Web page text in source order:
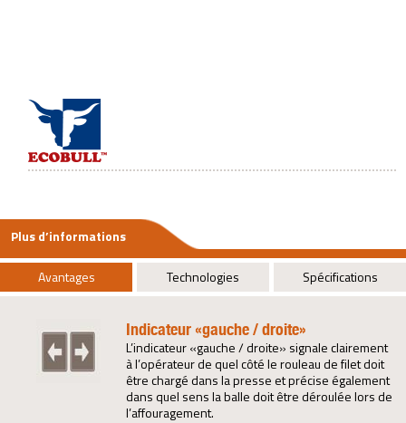
Plus d’informations
Avantages Technologies Spécifications
Indicateur «gauche / droite»
L’indicateur «gauche / droite» signale clairement
à l’opérateur de quel côté le rouleau de filet doit
être chargé dans la presse et précise également
dans quel sens la balle doit être déroulée lors de
l’affouragement.